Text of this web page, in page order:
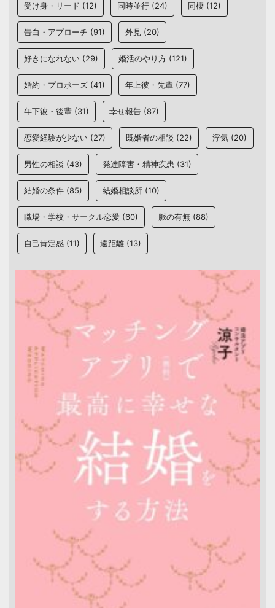
受け身・リード (12) 同時並行 (24) 同棲 (12)
告白・アプローチ (91) 外見 (20)
好きになれない (29) 婚活のやり方 (121)
婚約・プロポーズ (41) 年上彼・先輩 (77)
年下彼・後輩 (31) 幸せ報告 (87)
恋愛経験が少ない (27) 既婚者の相談 (22) 浮気 (20)
男性の相談 (43) 発達障害・精神疾患 (31)
結婚の条件 (85) 結婚相談所 (10)
職場・学校・サークル恋愛 (60) 脈の有無 (88)
自己肯定感 (11) 遠距離 (13)